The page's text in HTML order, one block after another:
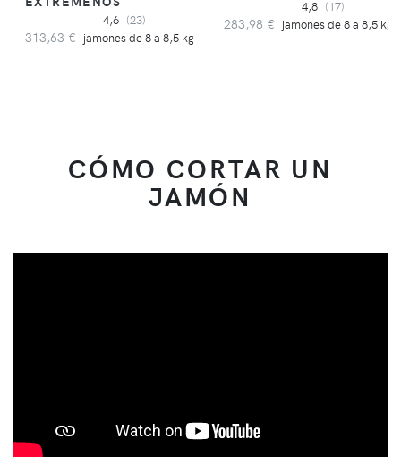
4,6 (23)
313,63 € jamones de 8 a 8,5 kg
4,8 (17)
283,98 € jamones de 8 a 8,5 kg
CÓMO CORTAR UN
JAMÓN